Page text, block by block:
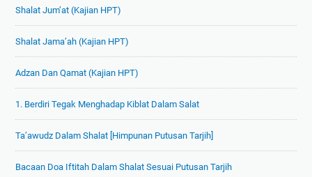
Shalat Jum’at (Kajian HPT)
Shalat Jama’ah (Kajian HPT)
Adzan Dan Qamat (Kajian HPT)
1. Berdiri Tegak Menghadap Kiblat Dalam Salat
Ta’awudz Dalam Shalat [Himpunan Putusan Tarjih]
Bacaan Doa Iftitah Dalam Shalat Sesuai Putusan Tarjih